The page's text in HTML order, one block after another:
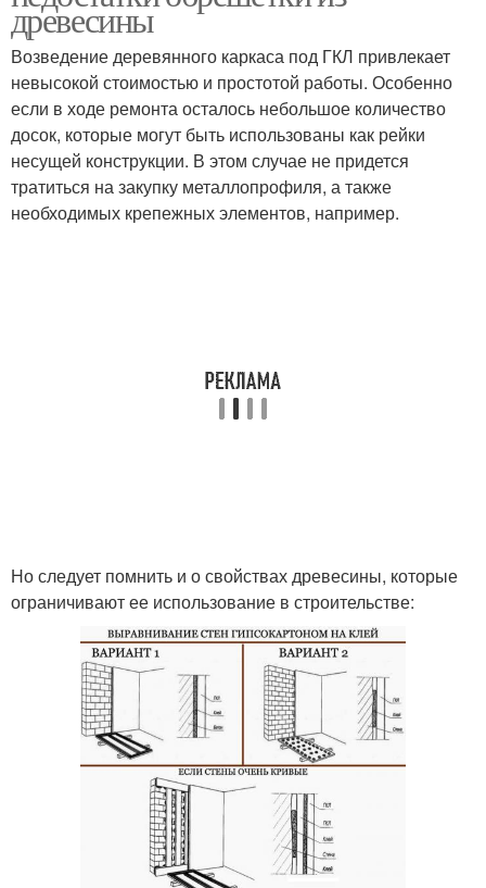
Постройки из каркаса
древесины
Возведение деревянного каркаса под ГКЛ привлекает
невысокой стоимостью и простотой работы. Особенно
если в ходе ремонта осталось небольшое количество
досок, которые могут быть использованы как рейки
несущей конструкции. В этом случае не придется
тратиться на закупку металлопрофиля, а также
необходимых крепежных элементов, например.
Но следует помнить и о свойствах древесины, которые
ограничивают ее использование в строительстве: